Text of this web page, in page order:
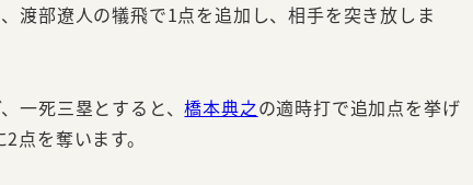
渡部遼人の犠飛で1点を追加し、相手を突き放しま
一死三塁とすると、橋本典之の適時打で追加点を挙げ
点を奪います。